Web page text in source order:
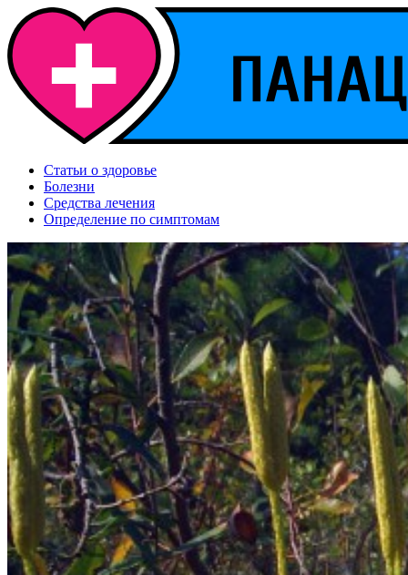
Статьи о здоровье
Болезни
Средства лечения
Определение по симптомам